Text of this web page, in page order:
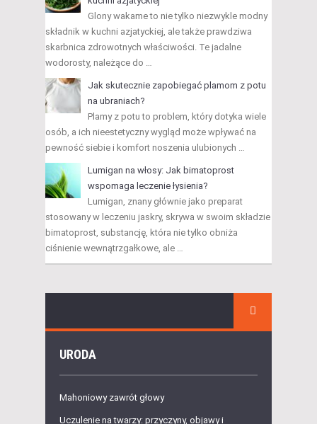
Glony wakame to nie tylko niezwykle modny
składnik w kuchni azjatyckiej, ale także prawdziwa
skarbnica zdrowotnych właściwości. Te jadalne
wodorosty, należące do …
Jak skutecznie zapobiegać plamom z potu
na ubraniach?
Plamy z potu to problem, który dotyka wiele
osób, a ich nieestetyczny wygląd może wpływać na
pewność siebie i komfort noszenia ulubionych …
Lumigan na włosy: Jak bimatoprost
wspomaga leczenie łysienia?
Lumigan, znany głównie jako preparat
stosowany w leczeniu jaskry, skrywa w swoim składzie
bimatoprost, substancję, która nie tylko obniża
ciśnienie wewnątrzgałkowe, ale …
URODA
Mahoniowy zawrót głowy
Uczulenie na twarzy: przyczyny, objawy i